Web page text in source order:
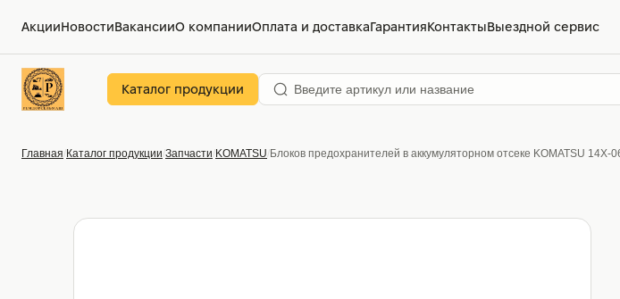
АкцииНовостиВакансииО компанииОплата и доставкаГарантияКонтактыВыездной сервис
Каталог продукции
Главная Каталог продукции Запчасти KOMATSU Блоков предохранителей в аккумуляторном отсеке KOMATSU 14X-